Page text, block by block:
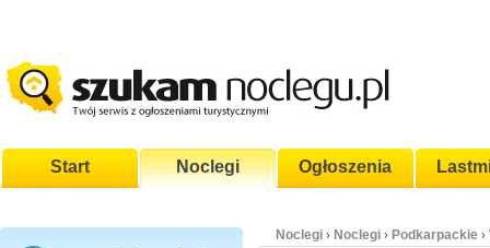
Start Noclegi Ogłoszenia
Noclegi › Noclegi › Podkarpackie ›